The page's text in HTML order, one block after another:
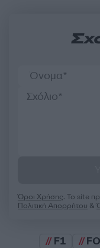
Όροι Χρήσης. Το site
Πολιτική Απορρήτου &
F1